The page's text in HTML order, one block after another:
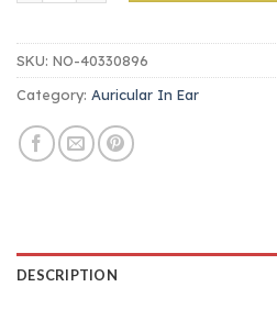
SKU: NO-40330896
Category: Auricular In Ear
DESCRIPTION